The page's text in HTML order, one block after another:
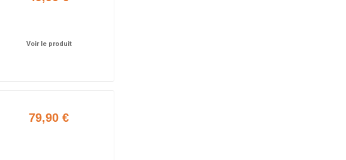
Voir le produit
79,90 €